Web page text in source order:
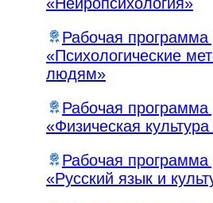
Рабочая
«Психологические
людям»
Рабочая
«Физическая
Рабочая
«Русский язык и